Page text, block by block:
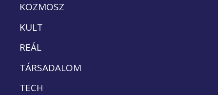
KOZMOSZ
KULT
REÁL
TÁRSADALOM
TECH